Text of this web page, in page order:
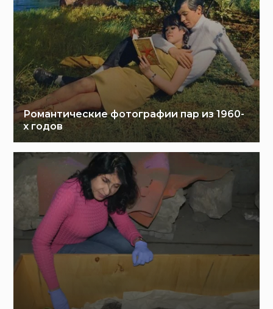
Романтические фотографии пар из 1960-
х годов